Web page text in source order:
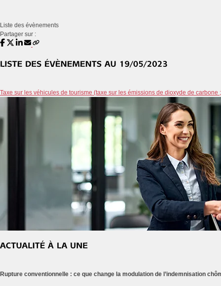
Liste des évènements
Partager sur :
Taxe sur les véhicules de tourisme (taxe sur les émissions de dioxyde de carbone
Rupture conventionnelle : ce que change la modulation de l’indemnisation